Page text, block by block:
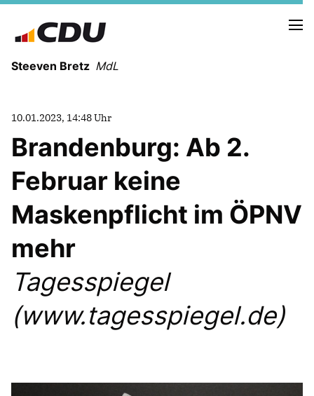
Steeven Bretz MdL
VITA
WAHLKREISBESUCHE
PRESSEFOTOS
MEIN BÜRGERBÜRO
MEIN WAHLKREIS
ZIELE
Redebeiträge
Anträge CDU
CDU Deutschland
10.01.2023, 14:48 Uhr
Brandenburg: Ab 2.
Februar keine
Maskenpflicht im ÖPNV
mehr
Tagesspiegel
(www.tagesspiegel.de)